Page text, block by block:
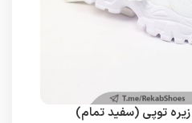
توپی (سفید تمام)